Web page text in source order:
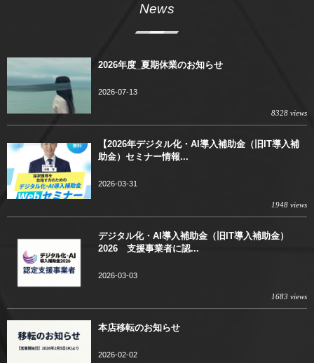
News
2026年度_夏期休業のお知らせ
2026-07-13
8328 views
【2026年デジタル化・AI導入補助金（旧IT導入補
助金）セミナー情報...
2026-03-31
1948 views
デジタル化・AI導入補助金（旧IT導入補助金）
2026 支援事業者に認...
2026-03-03
1683 views
本店移転のお知らせ
2026-02-02